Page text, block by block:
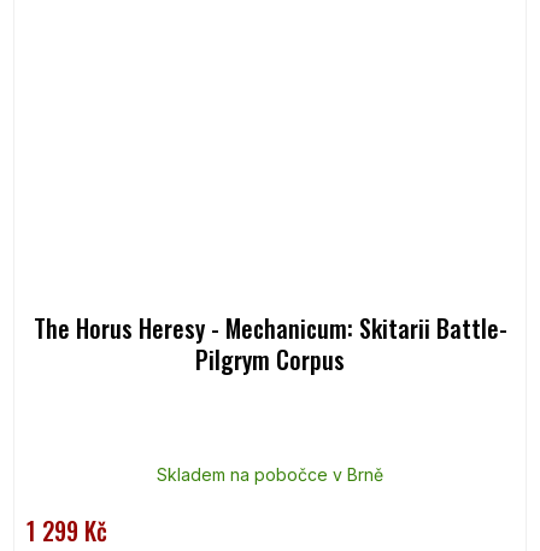
The Horus Heresy - Mechanicum: Skitarii Battle-
Pilgrym Corpus
Skladem na pobočce v Brně
1 299 Kč